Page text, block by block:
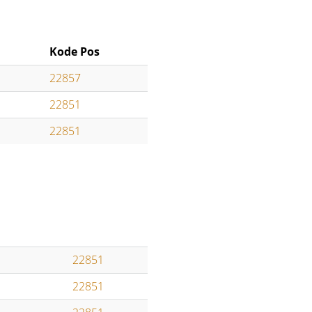
Kode Pos
22857
22851
22851
22851
22851